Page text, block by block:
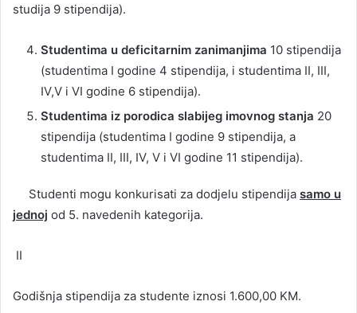
studija 9 stipendija).
Studentima u deficitarnim zanimanjima 10 stipendija
(studentima I godine 4 stipendija, i studentima II, III,
IV,V i VI godine 6 stipendija).
Studentima iz porodica slabijeg imovnog stanja 20
stipendija (studentima I godine 9 stipendija, a
studentima II, III, IV, V i VI godine 11 stipendija).
Studenti mogu konkurisati za dodjelu stipendija samo u
jednoj od 5. navedenih kategorija.
II
Godišnja stipendija za studente iznosi 1.600,00 KM.